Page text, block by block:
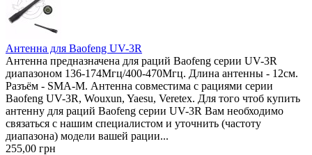
Антенна для Baofeng UV-3R
Антенна предназначена для раций Baofeng серии UV-3R
диапазоном 136-174Мгц/400-470Мгц. Длина антенны - 12см.
Разъём - SMA-M. Антенна совместима с рациями серии
Baofeng UV-3R, Wouxun, Yaesu, Veretex. Для того чтоб купить
антенну для раций Baofeng серии UV-3R Вам необходимо
связаться с нашим специалистом и уточнить (частоту
диапазона) модели вашей рации...
255,00 грн